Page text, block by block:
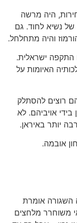
היה מרשה
של נשיא לחוד. גם
והיה מתחלחל.
התקפה ישראלית.
האיומות על
רוצים להסתלק
אויביהם. לא
יותר באיראן.
אובמה.
השגורה אומרת
משוחרר מלחצים